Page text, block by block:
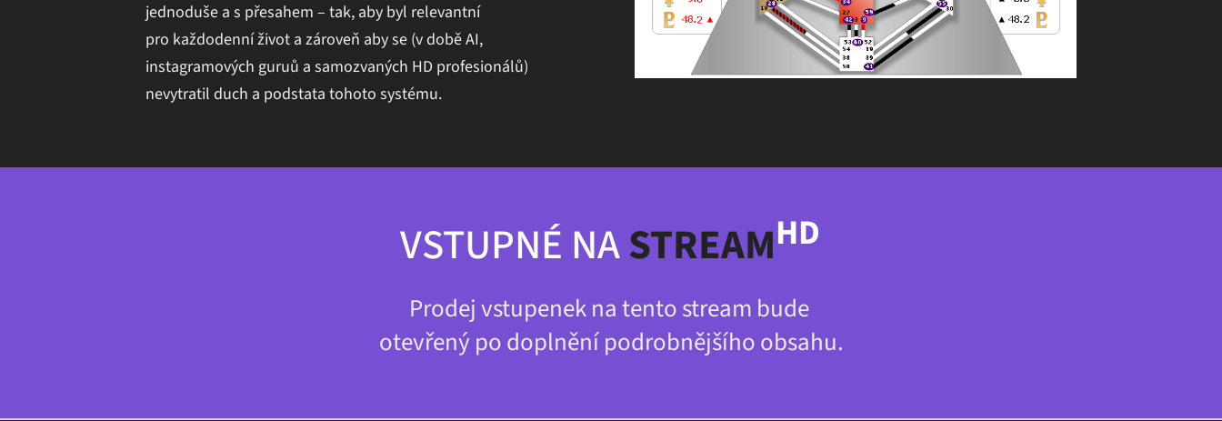
jednoduše a s přesahem – tak, aby byl relevantní
pro každodenní život a zároveň aby se (v době AI,
instagramových guruů a samozvaných HD profesionálů)
nevytratil duch a podstata tohoto systému.
VSTUPNÉ NASTREAMHD
Prodej vstupenek na tento stream bude
otevřený po doplnění podrobnějšího obsahu.